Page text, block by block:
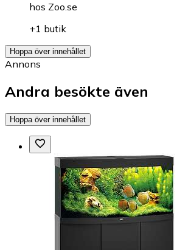
hos Zoo.se
+1 butik
Hoppa över innehållet
Annons
Andra besökte även
Hoppa över innehållet